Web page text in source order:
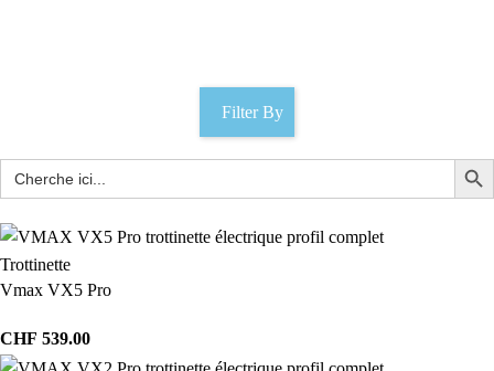
Filter By
Trottinette
Vmax VX5 Pro
CHF 539.00